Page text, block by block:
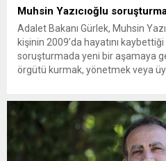
Muhsin Yazıcıoğlu
Adalet Bakanı Gürlek, Muhsin
kişinin 2009’da hayatını
soruşturmada yeni bir aşamaya
örgütü kurmak, yönetmek veya
kişi yakalandı. Merhum Büyük...